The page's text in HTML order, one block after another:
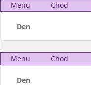
Menu Chod
Den
Menu Chod
Den